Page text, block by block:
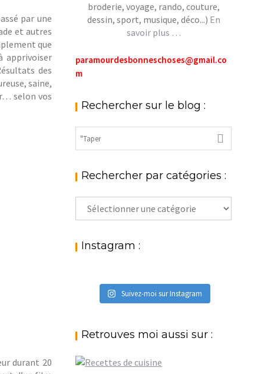
par une
et autres
que
apprivoiser
des
saine,
selon vos
durant 20
broderie, voyage, rando, couture,
dessin, sport, musique, déco...) En
savoir plus …
paramourdesbonneschoses@gmail.co
m
Rechercher sur le blog :
Rechercher par catégories :
Rechercher
par
: Instagram :
Suivez-moi sur Instagram
Retrouves moi aussi sur :